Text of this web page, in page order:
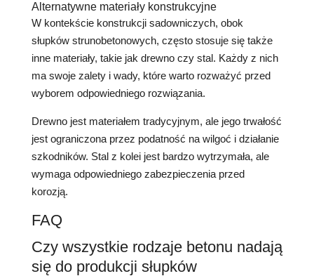
Alternatywne materiały konstrukcyjne
W kontekście konstrukcji sadowniczych, obok
słupków strunobetonowych, często stosuje się także
inne materiały, takie jak drewno czy stal. Każdy z nich
ma swoje zalety i wady, które warto rozważyć przed
wyborem odpowiedniego rozwiązania.
Drewno jest materiałem tradycyjnym, ale jego trwałość
jest ograniczona przez podatność na wilgoć i działanie
szkodników. Stal z kolei jest bardzo wytrzymała, ale
wymaga odpowiedniego zabezpieczenia przed
korozją.
FAQ
Czy wszystkie rodzaje betonu nadają
się do produkcji słupków